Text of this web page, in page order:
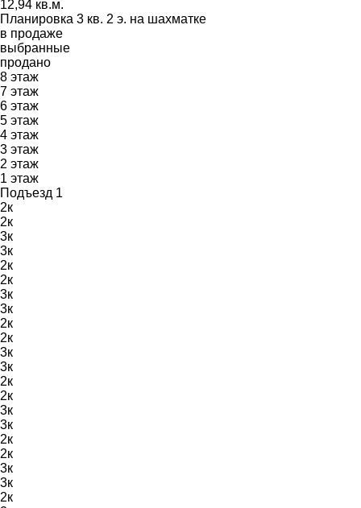
12,94 кв.м.
Планировка 3 кв. 2 э. на шахматке
в продаже
выбранные
продано
8 этаж
7 этаж
6 этаж
5 этаж
4 этаж
3 этаж
2 этаж
1 этаж
Подъезд 1
2к
2к
3к
3к
2к
2к
3к
3к
2к
2к
3к
3к
2к
2к
3к
3к
2к
2к
3к
3к
2к